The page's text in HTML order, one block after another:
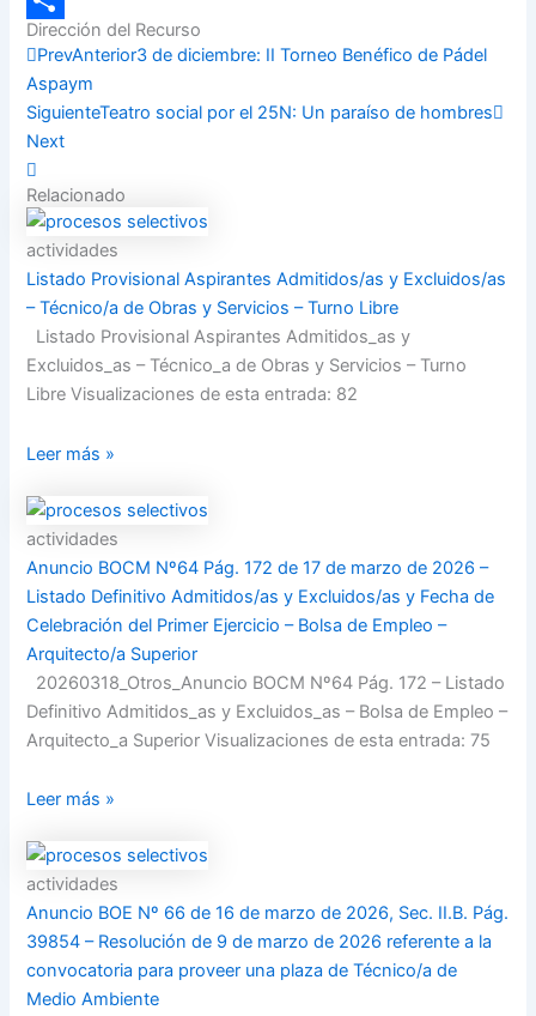
Compartir
Dirección del Recurso
PrevAnterior3 de diciembre: II Torneo Benéfico de Pádel
Aspaym
SiguienteTeatro social por el 25N: Un paraíso de hombres
Next
Relacionado
actividades
Listado Provisional Aspirantes Admitidos/as y Excluidos/as
– Técnico/a de Obras y Servicios – Turno Libre
Listado Provisional Aspirantes Admitidos_as y
Excluidos_as – Técnico_a de Obras y Servicios – Turno
Libre Visualizaciones de esta entrada: 82
Leer más »
actividades
Anuncio BOCM Nº64 Pág. 172 de 17 de marzo de 2026 –
Listado Definitivo Admitidos/as y Excluidos/as y Fecha de
Celebración del Primer Ejercicio – Bolsa de Empleo –
Arquitecto/a Superior
20260318_Otros_Anuncio BOCM Nº64 Pág. 172 – Listado
Definitivo Admitidos_as y Excluidos_as – Bolsa de Empleo –
Arquitecto_a Superior Visualizaciones de esta entrada: 75
Leer más »
actividades
Anuncio BOE Nº 66 de 16 de marzo de 2026, Sec. II.B. Pág.
39854 – Resolución de 9 de marzo de 2026 referente a la
convocatoria para proveer una plaza de Técnico/a de
Medio Ambiente